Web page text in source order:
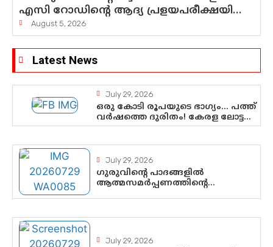
എസി റോഡിന്റെ ആദ്യ പ്രളയപരീക്ഷയിൽ
ഉയരുന്നത് ഗുരുതര ചോദ്യങ്ങൾ
August 5, 2026
Latest News
July 29, 2026
ഒരു കോടി രൂപയുടെ ഭാഗ്യം… പത്ത്
വർഷത്തെ ദുരിതം! കേരള ലോട്ടറി
സംവിധാനത്തെ ചോദ്യം ചെയ്ത്
July 29, 2026
ഗുരുവിന്റെ പാദങ്ങളിൽ
ആത്മസമർപ്പണത്തിന്റെ
July 29, 2026